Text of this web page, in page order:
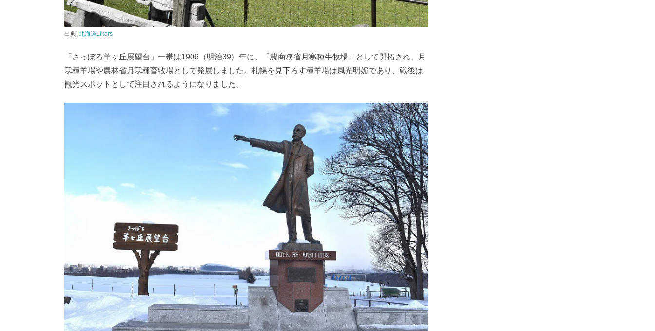
出典: 北海道Likers
「さっぽろ羊ヶ丘展望台」一帯は1906（明治39）年に、「農商務省月寒種牛牧場」として開拓され、月
寒種羊場や農林省月寒種畜牧場として発展しました。札幌を見下ろす種羊場は風光明媚であり、戦後は
観光スポットとして注目されるようになりました。